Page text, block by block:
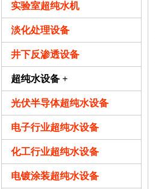
实验室超纯水机
淡化处理设备
井下反渗透设备
超纯水设备 +
光伏半导体超纯水设备
电子行业超纯水设备
化工行业超纯水设备
电镀涂装超纯水设备